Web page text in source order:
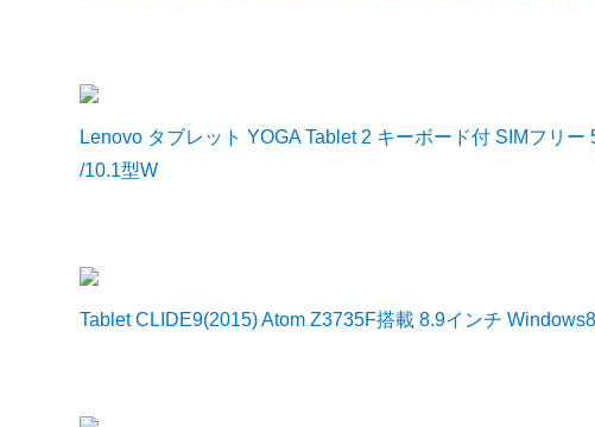
Lenovo タブレット YOGA Tablet 2 キーボード付 SIMフリ
/10.1型W
Tablet CLIDE9(2015) Atom Z3735F搭載 8.9インチ